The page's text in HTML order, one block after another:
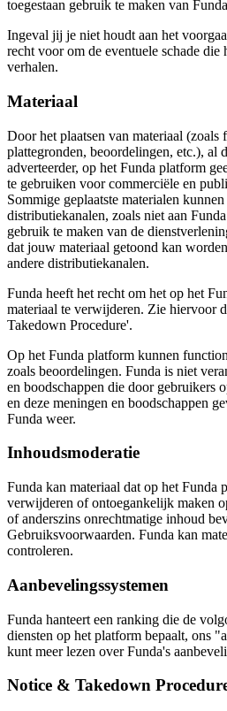
toegestaan gebruik te maken van
Ingeval jij je niet houdt aan het
recht voor om de eventuele schade
verhalen.
Materiaal
Door het plaatsen van materiaal (zoals
plattegronden, beoordelingen, etc.), al
adverteerder, op het Funda platform
te gebruiken voor commerciële en
Sommige geplaatste materialen
distributiekanalen, zoals niet aan
gebruik te maken van de
dat jouw materiaal getoond kan
andere distributiekanalen.
Funda heeft het recht om het op het
materiaal te verwijderen. Zie hiervoor
Takedown Procedure'.
Op het Funda platform kunnen
zoals beoordelingen. Funda is niet
en boodschappen die door gebruikers
en deze meningen en boodschappen
Funda weer.
Inhoudsmoderatie
Funda kan materiaal dat op het Funda
verwijderen of ontoegankelijk maken
of anderszins onrechtmatige inhoud
Gebruiksvoorwaarden. Funda kan
controleren.
Aanbevelingssystemen
Funda hanteert een ranking die de
diensten op het platform bepaalt, ons
kunt meer lezen over Funda's
Notice & Takedown